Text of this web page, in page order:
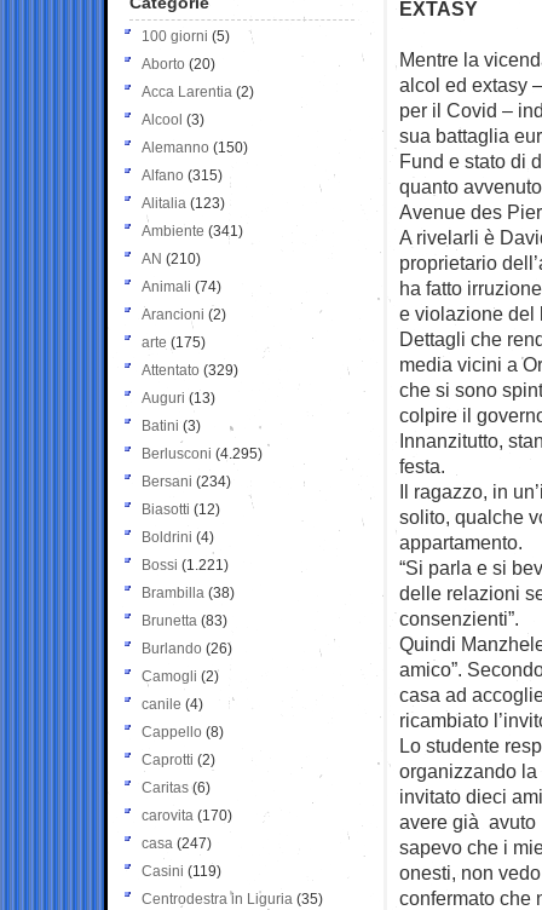
EXTASY
Mentre la
alcol ed extasy
per il Covid –
sua battaglia
Fund e stato di
quanto
Avenue des
A rivelarli è
proprietario
ha fatto
e violazione del
Dettagli che
media vicini a
che si sono
colpire il
Innanzitutto,
festa.
Il ragazzo, in
solito, qualche
appartamento.
“Si parla e si
delle relazioni
consenzienti”.
Quindi
amico”.
casa ad
ricambiato
Lo studente
organizzando la
invitato dieci
avere già avuto
sapevo che i
onesti, non
confermato che
100 giorni (5)
Aborto (20)
Acca Larentia (2)
Alcool (3)
Alemanno (150)
Alfano (315)
Alitalia (123)
Ambiente (341)
AN (210)
Animali (74)
Arancioni (2)
arte (175)
Attentato (329)
Auguri (13)
Batini (3)
Berlusconi (4.295)
Bersani (234)
Biasotti (12)
Boldrini (4)
Bossi (1.221)
Brambilla (38)
Brunetta (83)
Burlando (26)
Camogli (2)
canile (4)
Cappello (8)
Caprotti (2)
Caritas (6)
carovita (170)
casa (247)
Casini (119)
Centrodestra in Liguria (35)